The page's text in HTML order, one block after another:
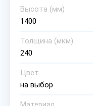
Высота (мм)
1400
Толщина (мкм)
240
Цвет
на выбор